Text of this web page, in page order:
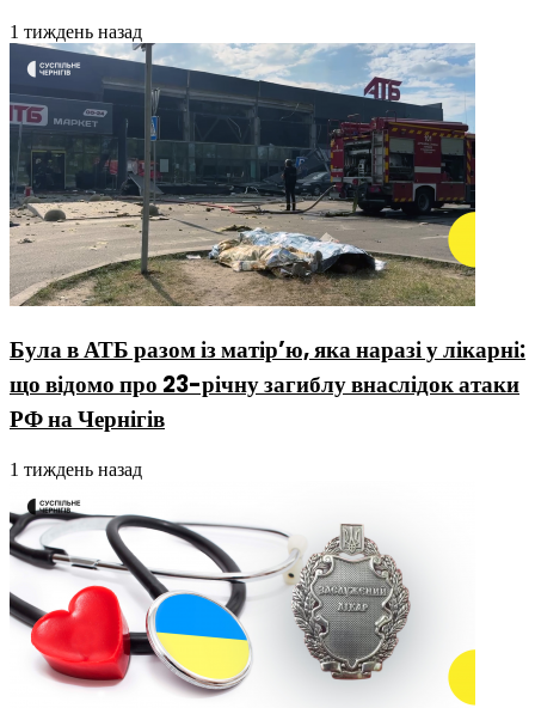
1 тиждень назад
Була в АТБ разом із матір’ю, яка наразі у лікарні:
що відомо про 23-річну загиблу внаслідок атаки
РФ на Чернігів
1 тиждень назад